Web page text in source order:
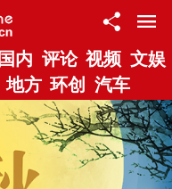
国内 评论 视频 文娱
地方 环创 汽车